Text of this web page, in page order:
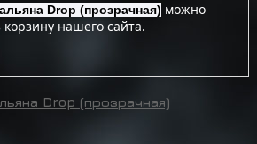
Drop (прозрачная) можно
нашего сайта.
Drop (прозрачная)